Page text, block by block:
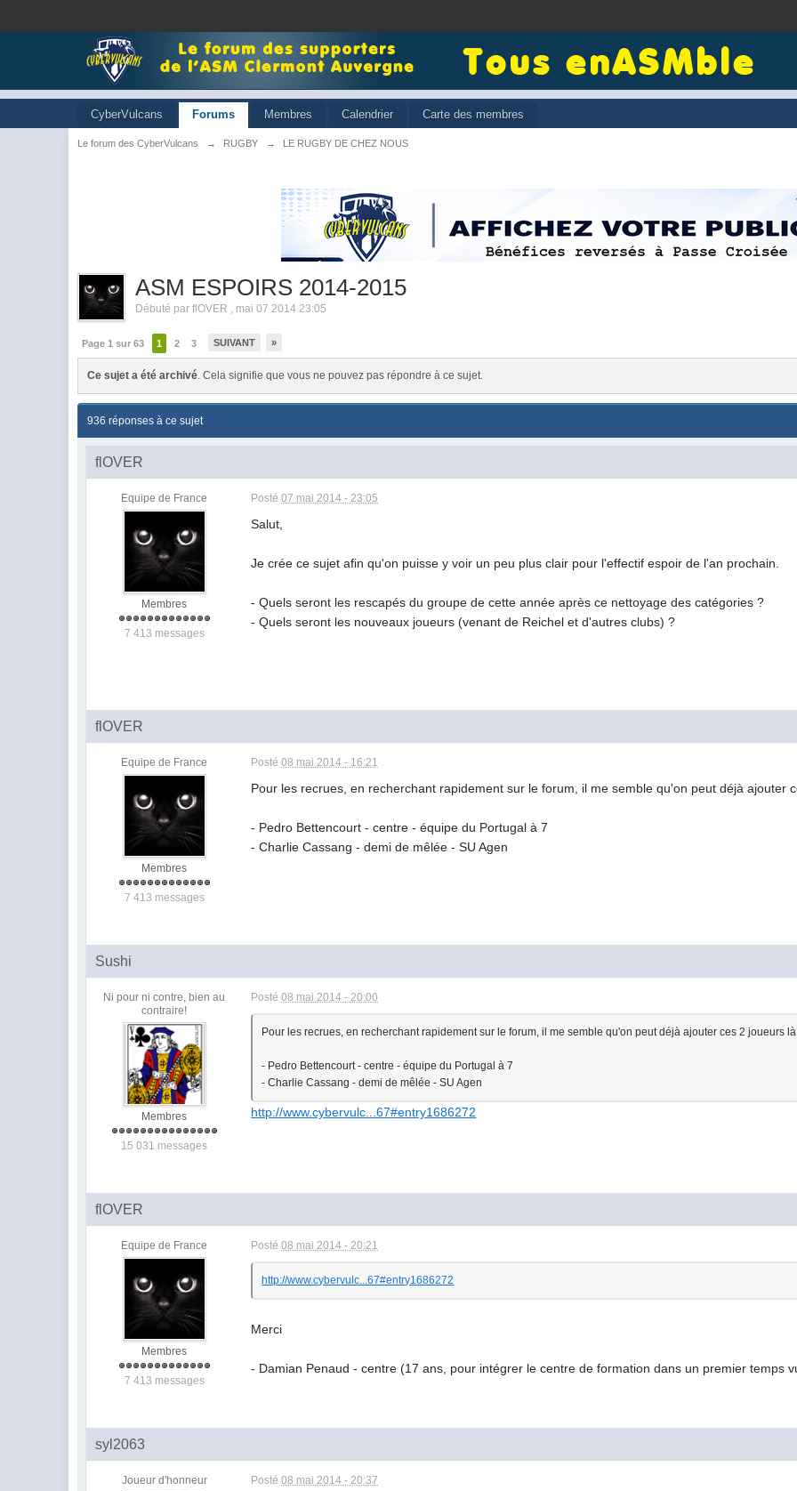
CyberVulcans Forums Membres Calendrier Carte des membres
Le forum des CyberVulcans → RUGBY → LE RUGBY DE CHEZ NOUS
ASM ESPOIRS 2014-2015
Débuté parflOVER , mai 07 2014 23:05
Page 1 sur 63 1 2 3 SUIVANT »
Ce sujet a été archivé. Cela signifie que vous ne pouvez pas répondre à ce sujet.
936 réponses à ce sujet
flOVER
Equipe de France
Membres
7 413 messages
Posté07 mai 2014 - 23:05
Salut,
Je crée ce sujet afin qu'on puisse y voir un peu plus clair pour l'effectif espoir de l'an prochain.
- Quels seront les rescapés du groupe de cette année après ce nettoyage des catégories ?
- Quels seront les nouveaux joueurs (venant de Reichel et d'autres clubs) ?
flOVER
Equipe de France
Membres
7 413 messages
Posté08 mai 2014 - 16:21
Pour les recrues, en recherchant rapidement sur le forum, il me semble qu'on peut déjà ajouter
- Pedro Bettencourt - centre - équipe du Portugal à 7
- Charlie Cassang - demi de mêlée - SU Agen
Sushi
Ni pour ni contre, bien au
contraire!
Membres
15 031 messages
Posté08 mai 2014 - 20:00
Pour les recrues, en recherchant rapidement sur le forum, il me semble qu'on peut déjà ajouter ces 2 joueurs
- Pedro Bettencourt - centre - équipe du Portugal à 7
- Charlie Cassang - demi de mêlée - SU Agen
http://www.cybervulc...67#entry1686272
flOVER
Equipe de France
Membres
7 413 messages
Posté08 mai 2014 - 20:21
http://www.cybervulc...67#entry1686272
Merci
- Damian Penaud - centre (17 ans, pour intégrer le centre de formation dans un premier temps
syl2063
Joueur d'honneur Posté08 mai 2014 - 20:37